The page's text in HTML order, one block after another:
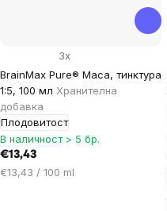
BrainMax Pure® Maca, тинктура
1:5, 100 мл Хранителна
добавка
Плодовитост
3x
В наличност > 5 бр.
€13,43
Цена
€13,43 / 100 ml